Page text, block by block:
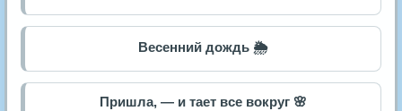
Весенний дождь 🌦️
Пришла, — и тает все вокруг 🌸